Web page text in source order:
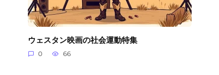
ウェスタン映画の社会運動特集
0 66